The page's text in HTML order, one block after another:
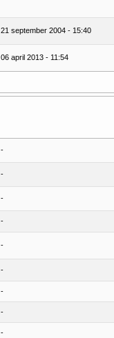
21 september 2004 - 15:40
06 april 2013 - 11:54
-
-
-
-
-
-
-
-
-